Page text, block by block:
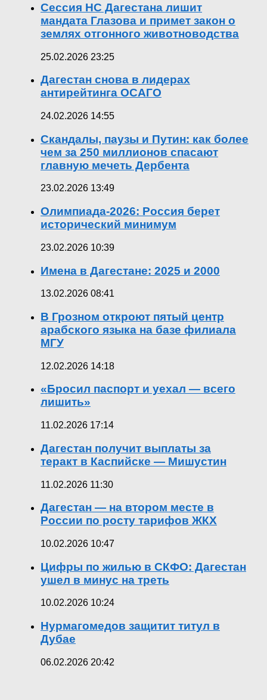
Сессия НС Дагестана лишит
мандата Глазова и примет закон о
землях отгонного животноводства
25.02.2026 23:25
Дагестан снова в лидерах
антирейтинга ОСАГО
24.02.2026 14:55
Скандалы, паузы и Путин: как более
чем за 250 миллионов спасают
главную мечеть Дербента
23.02.2026 13:49
Олимпиада-2026: Россия берет
исторический минимум
23.02.2026 10:39
Имена в Дагестане: 2025 и 2000
13.02.2026 08:41
В Грозном откроют пятый центр
арабского языка на базе филиала
МГУ
12.02.2026 14:18
«Бросил паспорт и уехал — всего
лишить»
11.02.2026 17:14
Дагестан получит выплаты за
теракт в Каспийске — Мишустин
11.02.2026 11:30
Дагестан — на втором месте в
России по росту тарифов ЖКХ
10.02.2026 10:47
Цифры по жилью в СКФО: Дагестан
ушел в минус на треть
10.02.2026 10:24
Нурмагомедов защитит титул в
Дубае
06.02.2026 20:42